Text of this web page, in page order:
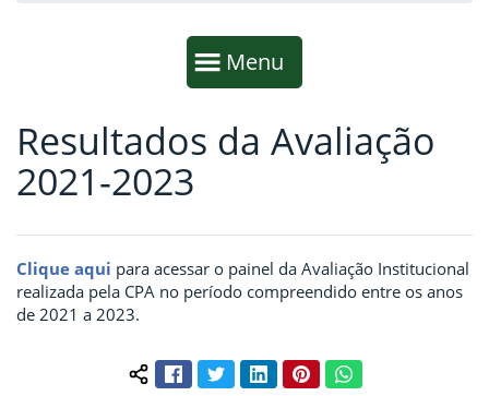
Mostrar
Menu
Fim da navegação
Início do conteúdo
Resultados da Avaliação
2021-2023
Clique aqui para acessar o painel da Avaliação Institucional
realizada pela CPA no período compreendido entre os anos
de 2021 a 2023.
Compartilhar conteúdo:
FacebookTwitterLinkedInPinterestWhatsApp